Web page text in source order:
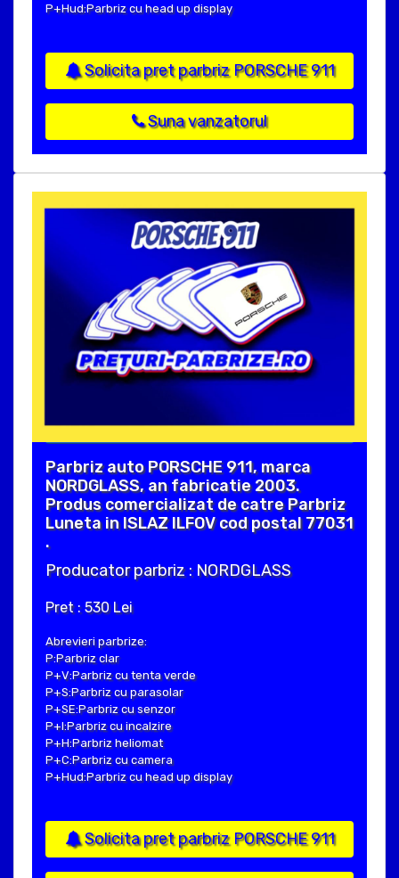
P+Hud:Parbriz cu head up display
Solicita pret parbriz PORSCHE 911
Suna vanzatorul
Parbriz auto PORSCHE 911, marca
NORDGLASS, an fabricatie 2003.
Produs comercializat de catre Parbriz
Luneta in ISLAZ ILFOV cod postal 77031
.
Producator parbriz : NORDGLASS
Pret : 530 Lei
Abrevieri parbrize:
P:Parbriz clar
P+V:Parbriz cu tenta verde
P+S:Parbriz cu parasolar
P+SE:Parbriz cu senzor
P+I:Parbriz cu incalzire
P+H:Parbriz heliomat
P+C:Parbriz cu camera
P+Hud:Parbriz cu head up display
Solicita pret parbriz PORSCHE 911